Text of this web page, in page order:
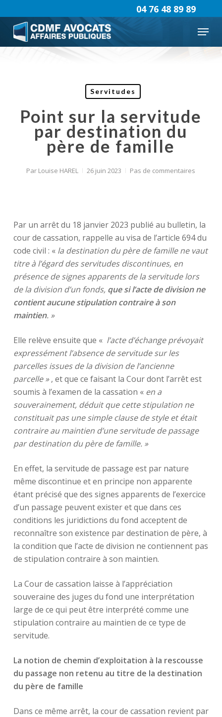
to
main
content
Menu
04 76 48 89 89
Servitudes
Point sur la servitude
par destination du
père de famille
Par Louise HAREL 26 juin 2023 Pas de commentaires
Par un arrêt du 18 janvier 2023 publié au bulletin, la
cour de cassation, rappelle au visa de l’article 694 du
code civil : « la destination du père de famille ne vaut
titre à l’égard des servitudes discontinues, en
présence de signes apparents de la servitude lors
de la division d’un fonds, que si l’acte de division ne
contient aucune stipulation contraire à son
maintien. »
Elle relève ensuite que « l’acte d’échange prévoyait
expressément l’absence de servitude sur les
parcelles issues de la division de l’ancienne
parcelle », et que ce faisant la Cour dont l’arrêt est
soumis à l’examen de la cassation « en a
souverainement, déduit que cette stipulation ne
constituait pas une simple clause de style et était
contraire au maintien d’une servitude de passage
par destination du père de famille. »
En effet, la servitude de passage est par nature
même discontinue et en principe non apparente
étant précisé que des signes apparents de l’exercice
d’un passage peuvent exister et que dans ces
conditions les juridictions du fond acceptent de
reconnaître son existence par destination de père, à
la condition que l’acte de division ne contiennent pas
de stipulation contraire à son maintien.
La Cour de cassation laisse à l’appréciation
souveraine des juges du fond une interprétation
large de ce qui peut être interprété comme une
stipulation contraire au maintien de ce type de
servitude.
La notion de chemin d’exploitation à la rescousse
du passage non retenu au titre de la destination
du père de famille
Dans ce même arrêt, la cour de cassation revient par